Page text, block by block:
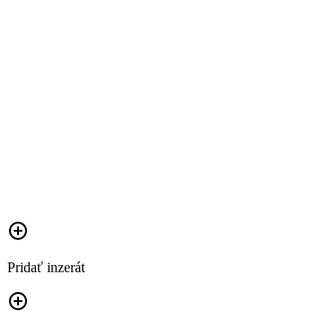
Pridať inzerát